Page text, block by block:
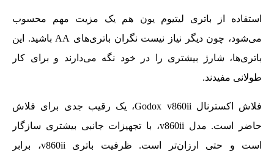
استفاده از باتری لیتیوم یون هم یک مزیت مهم محسوب
می‌شود، چون دیگر نیاز نیست نگران باتری‌های AA باشید. این
باتری‌ها، شارژ بیشتری را در خود نگه می‌دارند و برای کار
طولانی مفیدند.
فلاش اکسترنال Godox v860ii، یک رقیب جدی برای فلاش
حاضر است. مدل v860ii، با تجهیزات جانبی بیشتری سازگار
است و حتی ارزان‌تر است. ظرفیت باتری v860ii، برابر